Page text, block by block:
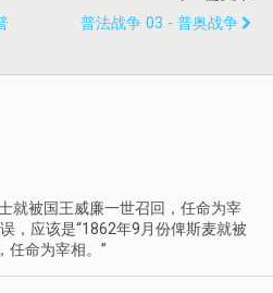
普法战争 03 - 普奥战争
就被国王威廉一世召回，任命为宰
，应该是“1862年9月份俾斯麦就被
任命为宰相。”